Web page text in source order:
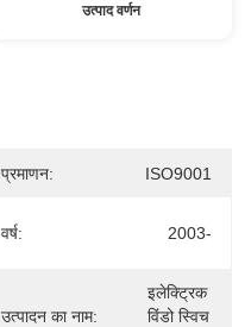
उत्पाद वर्णन
प्रमाणन: ISO9001
वर्ष: 2003-
उत्पादन का नाम:
इलेक्ट्रिक
विंडो स्विच